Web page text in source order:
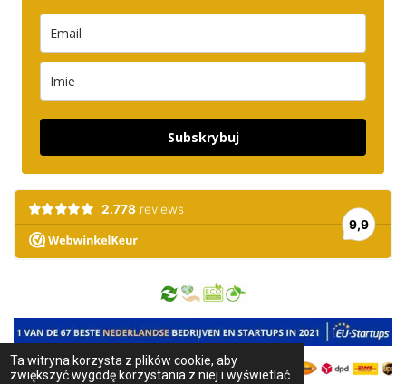
Ta witryna korzysta z plików cookie, aby
zwiększyć wygodę korzystania z niej i wyświetlać
Subskrybuj